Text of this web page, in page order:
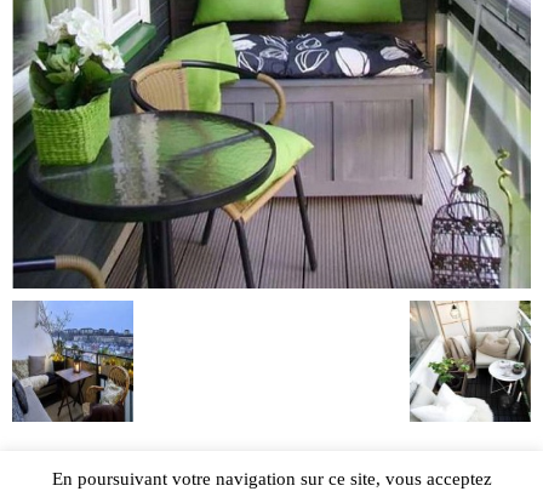
En poursuivant votre navigation sur ce site, vous acceptez